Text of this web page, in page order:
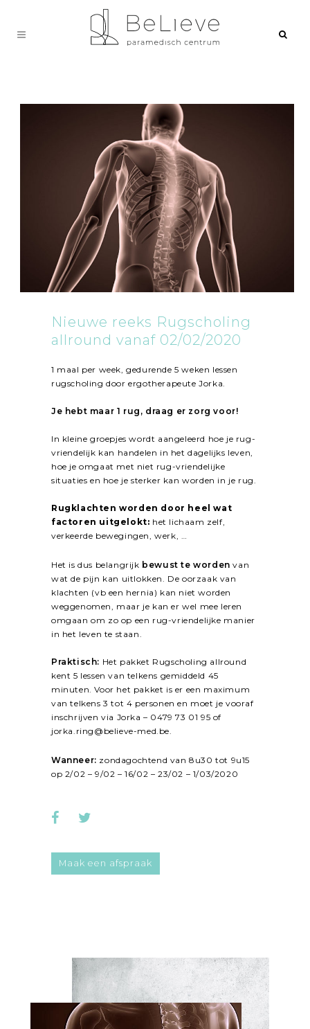
Nieuwe reeks Rugscholing
allround vanaf 02/02/2020
1 maal per week, gedurende 5 weken lessen
rugscholing door ergotherapeuteJorka.
Je hebt maar 1 rug, draag er zorg voor!
In kleine groepjes wordt aangeleerd hoe je rug-
vriendelijk kan handelen in het dagelijks leven,
hoe je omgaat met niet rug-vriendelijke
situaties en hoe je sterker kan worden in je rug.
Rugklachten worden door heel wat
factoren uitgelokt: het lichaam zelf,
verkeerde bewegingen, werk, …
Het is dus belangrijk bewust te worden van
wat de pijn kan uitlokken. De oorzaak van
klachten (vb een hernia) kan niet worden
weggenomen, maar je kan er wel mee leren
omgaan om zo op een rug-vriendelijke manier
in het leven te staan.
Praktisch: Het pakket Rugscholing allround
kent 5 lessen van telkens gemiddeld 45
minuten. Voor het pakket is er een maximum
van telkens 3 tot 4 personen en moet je vooraf
inschrijven via Jorka – 0479 73 01 95 of
jorka.ring@believe-med.be.
Wanneer: zondagochtend van 8u30 tot 9u15
op 2/02 – 9/02 – 16/02 – 23/02 – 1/03/2020
Maak een afspraak